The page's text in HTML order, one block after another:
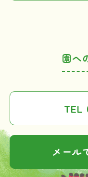
園へ
TEL
メール